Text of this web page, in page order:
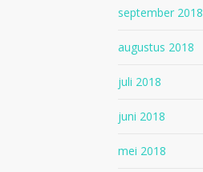
september 2018
augustus 2018
juli 2018
juni 2018
mei 2018